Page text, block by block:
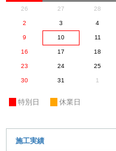
26
27 28
2 3 4
9 10 11
16 17 18
23 24 25
30 31 1
特別日 休業日
施工実績